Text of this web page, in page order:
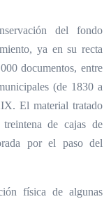
del fondo
ya en su recta
documentos, entre
(de 1830 a
El material tratado
de cajas de
por el paso del
física de algunas